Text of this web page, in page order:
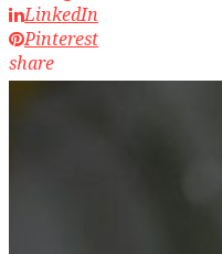
LinkedIn
Pinterest
share